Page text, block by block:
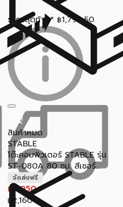
ราคาสุดท้าย* ฿1,794.50
สินค้าหมด
STABLE
โต๊ะคอมพิวเตอร์ STABLE รุ่น
ST-080A 80 ซม. สีเชอร์...
จัดส่งฟรี
฿ 2,050
฿ 2,160